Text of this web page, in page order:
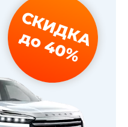
23
выходных
СКИДКА
до 40%